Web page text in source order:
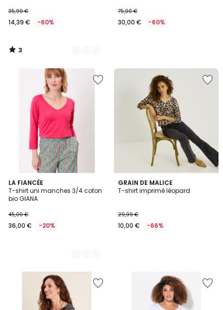
35,99 €
14,39 € -60%
3
/
75,00 €
30,00 € -60%
LA FIANCÉE
T-shirt uni manches 3/4 coton
bio GIANA
45,00 €
36,00 € -20%
3
Couleurs
GRAIN DE MALICE
T-shirt imprimé léopard
29,99 €
10,00 € -66%